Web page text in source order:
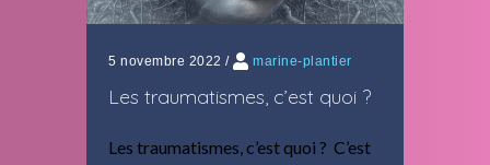
5 novembre 2022 / marine-plantier
Les traumatismes, c’est quoi ?
Les traumatismes, c’est quoi ? C’est